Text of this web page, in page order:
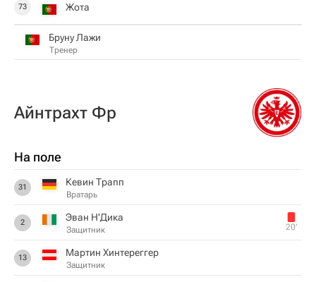
73 Жота
Бруну Лажи
Тренер
Айнтрахт Фр
На поле
31 Кевин Трапп
Вратарь
2 Эван Н'Дика
Защитник 20‎’‎
13 Мартин Хинтереггер
Защитник